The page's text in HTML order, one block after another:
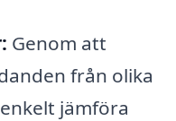
Genom att
från olika
jämföra